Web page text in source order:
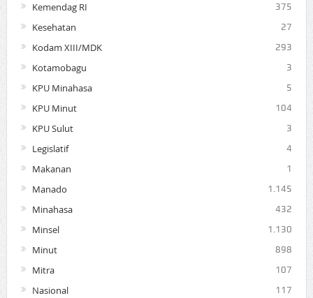
Kemendag RI 375
Kesehatan 27
Kodam XIII/MDK 293
Kotamobagu 3
KPU Minahasa 5
KPU Minut 104
KPU Sulut 3
Legislatif 4
Makanan 1
Manado 1.145
Minahasa 432
Minsel 1.130
Minut 898
Mitra 107
Nasional 117